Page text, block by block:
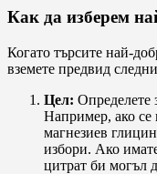
Как да изберем
Когато търсите най-
вземете предвид
Цел: Определете
Например, ако се
магнезиев
избори. Ако
цитрат би могъл